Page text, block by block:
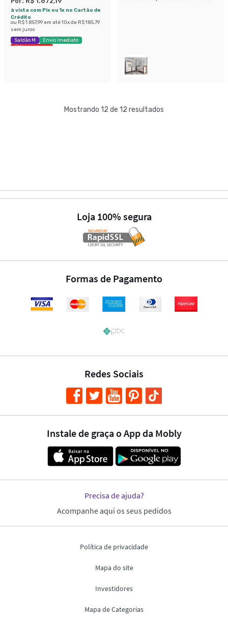
à vista com Pix ou 1x no Cartão de
Crédito
ou R$ 1.857,99 em até10x de R$ 185,79
sem juros
Saldão M
Envio Imediato
Últimas peças
Mostrando 12 de 12 resultados